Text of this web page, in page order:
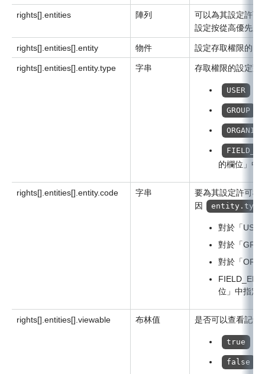
rights[].entities 陣列
可以為其設定許可
設定按從高優先順
rights[].entities[].entity 物件 設定存取權限的內
rights[].entities[].entity.type 字串 存取權限的設定對
USER
GROUP
的欄位」中
rights[].entities[].entity.code 字串
要為其設定許可權
因
entity.type
對於「
對於「
對於「
位」中指定
rights[].entities[].viewable 布林值 是否可以查看記錄
true
false